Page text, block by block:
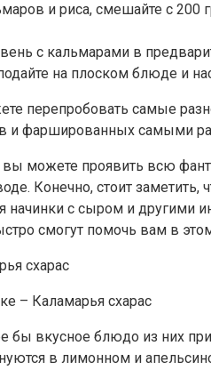
и риса, смешайте с
с кальмарами в
на плоском блюде и
перепробовать самые
и фаршированных самыми
можете проявить всю
Конечно, стоит
с сыром и другими
смогут помочь вам в
схарас
– Каламарья схарас
бы вкусное блюдо из них
в лимонном и